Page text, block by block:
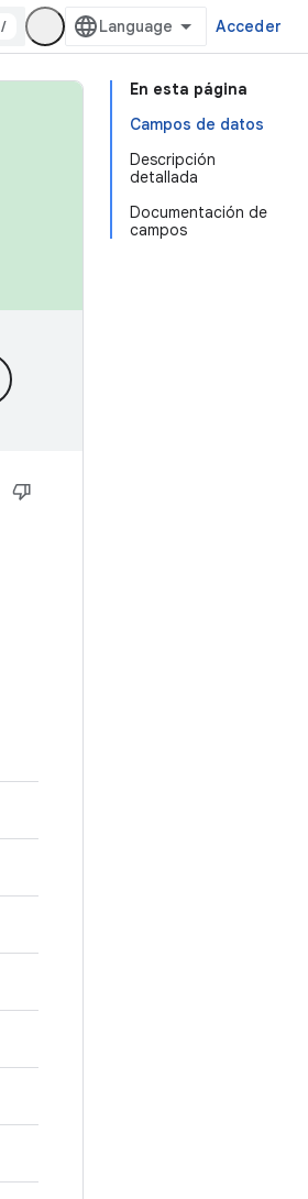
/ Acceder
En esta página
Campos de datos
Descripción
detallada
Documentación de
campos